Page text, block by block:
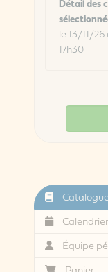
Détail des
le 13/11/
17h30
Catalogue
Calendrier
Équipe